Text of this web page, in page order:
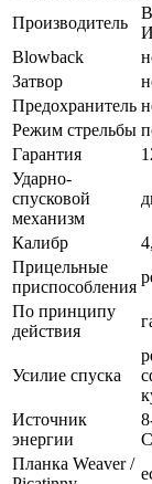
Производитель
Blowback
Затвор
Предохранитель
Режим стрельбы
Гарантия
Ударно-
спусковой
механизм
Калибр
Прицельные
приспособления
По принципу
действия
Усилие спуска
Источник
энергии
Планка Weaver /